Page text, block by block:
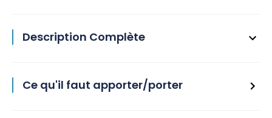
Description Complète
Ce qu'il faut apporter/porter